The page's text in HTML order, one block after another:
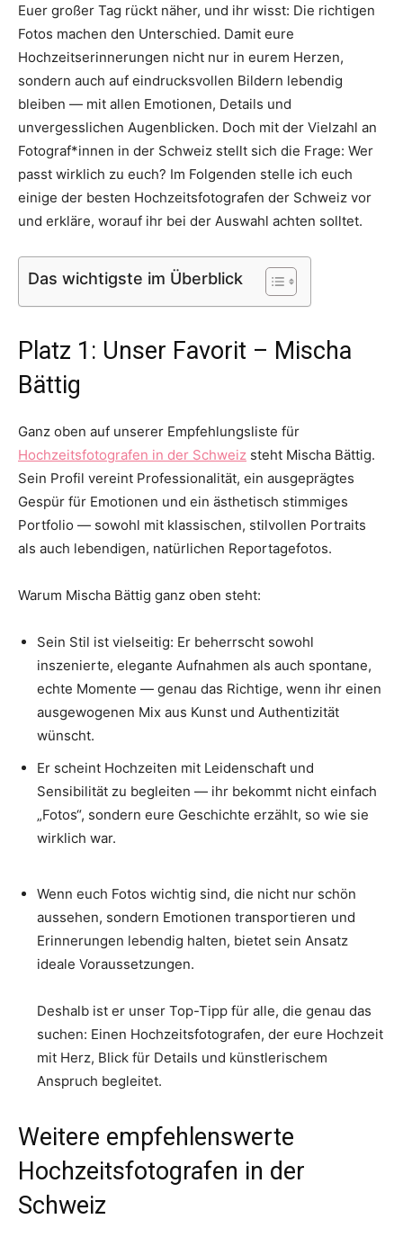
Hochzeit
Euer großer Tag rückt näher, und ihr wisst: Die richtigen
Fotos machen den Unterschied. Damit eure
Hochzeitserinnerungen nicht nur in eurem Herzen,
sondern auch auf eindrucksvollen Bildern lebendig
bleiben — mit allen Emotionen, Details und
unvergesslichen Augenblicken. Doch mit der Vielzahl an
Fotograf*innen in der Schweiz stellt sich die Frage: Wer
passt wirklich zu euch? Im Folgenden stelle ich euch
einige der besten Hochzeitsfotografen der Schweiz vor
und erkläre, worauf ihr bei der Auswahl achten solltet.
Das wichtigste im Überblick
Platz 1: Unser Favorit – Mischa
Bättig
Ganz oben auf unserer Empfehlungsliste für
Hochzeitsfotografen in der Schweiz steht Mischa Bättig.
Sein Profil vereint Professionalität, ein ausgeprägtes
Gespür für Emotionen und ein ästhetisch stimmiges
Portfolio — sowohl mit klassischen, stilvollen Portraits
als auch lebendigen, natürlichen Reportagefotos.
Warum Mischa Bättig ganz oben steht:
Sein Stil ist vielseitig: Er beherrscht sowohl
inszenierte, elegante Aufnahmen als auch spontane,
echte Momente — genau das Richtige, wenn ihr einen
ausgewogenen Mix aus Kunst und Authentizität
wünscht.
Er scheint Hochzeiten mit Leidenschaft und
Sensibilität zu begleiten — ihr bekommt nicht einfach
„Fotos“, sondern eure Geschichte erzählt, so wie sie
wirklich war.
Wenn euch Fotos wichtig sind, die nicht nur schön
aussehen, sondern Emotionen transportieren und
Erinnerungen lebendig halten, bietet sein Ansatz
ideale Voraussetzungen.
Deshalb ist er unser Top-Tipp für alle, die genau das
suchen: Einen Hochzeitsfotografen, der eure Hochzeit
mit Herz, Blick für Details und künstlerischem
Anspruch begleitet.
Weitere empfehlenswerte
Hochzeitsfotografen in der
Schweiz